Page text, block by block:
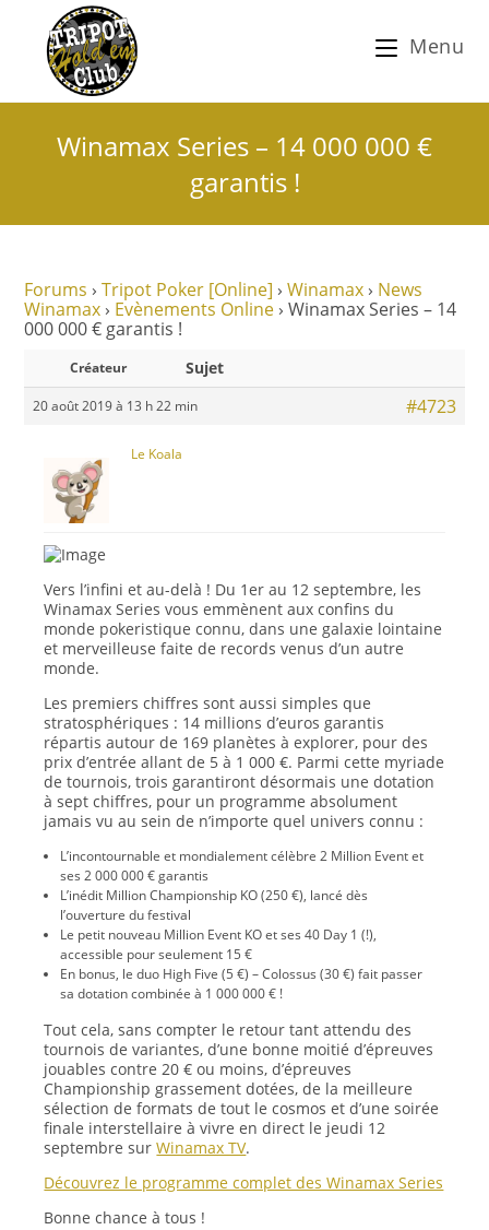
Menu
Winamax Series – 14 000 000 €
garantis !
Forums › Tripot Poker [Online] › Winamax › News
Winamax › Evènements Online › Winamax Series – 14
000 000 € garantis !
Créateur Sujet
20 août 2019 à 13 h 22 min #4723
Le Koala
Vers l’infini et au-delà ! Du 1er au 12 septembre, les
Winamax Series vous emmènent aux confins du
monde pokeristique connu, dans une galaxie lointaine
et merveilleuse faite de records venus d’un autre
monde.
Les premiers chiffres sont aussi simples que
stratosphériques : 14 millions d’euros garantis
répartis autour de 169 planètes à explorer, pour des
prix d’entrée allant de 5 à 1 000 €. Parmi cette myriade
de tournois, trois garantiront désormais une dotation
à sept chiffres, pour un programme absolument
jamais vu au sein de n’importe quel univers connu :
L’incontournable et mondialement célèbre2 Million Eventet
ses 2 000 000 € garantis
L’inédit Million Championship KO(250 €), lancé dès
l’ouverture du festival
Le petit nouveau Million Event KOet ses 40 Day 1 (!),
accessible pour seulement 15 €
En bonus, le duo High Five(5 €) –Colossus(30 €) fait passer
sa dotation combinée à 1 000 000 € !
Tout cela, sans compter le retour tant attendu des
tournois de variantes, d’une bonne moitié d’épreuves
jouables contre 20 € ou moins, d’épreuves
Championship grassement dotées, de la meilleure
sélection de formats de tout le cosmos et d’une soirée
finale interstellaire à vivre en direct le jeudi 12
septembre surWinamax TV.
Découvrez le programme complet des Winamax Series
Bonne chance à tous !